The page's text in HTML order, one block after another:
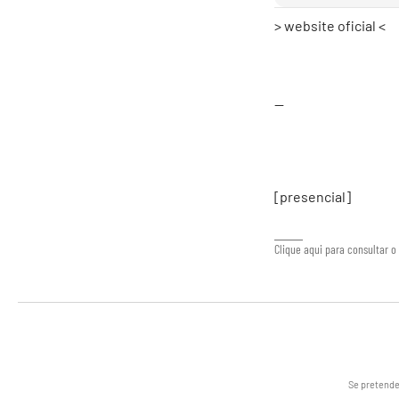
> website oficial <
--
[presencial]
Clique aqui para consultar
Se